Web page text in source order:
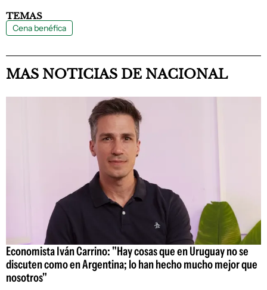
TEMAS
Cena benéfica
MAS NOTICIAS DE NACIONAL
Economista Iván Carrino: "Hay cosas que en Uruguay no se
discuten como en Argentina; lo han hecho mucho mejor que
nosotros"